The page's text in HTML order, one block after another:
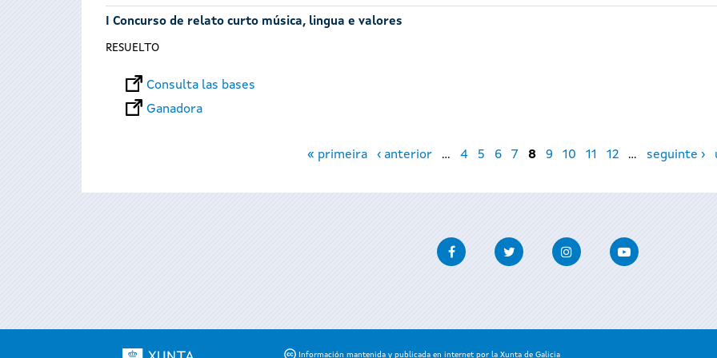
I Concurso de relato curto música, lingua e valores
RESUELTO
Consulta las bases
Ganadora
« primeira ‹ anterior … 4 5 6 7 8 9 10 11 12 … seguinte ›
FacebookTwitter InstagramYoutube
Información mantenida y publicada en internet por la Xunta de Galicia